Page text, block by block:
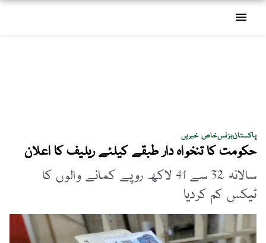
menu
پاکستانبزنسخاص خبریں
حکومت کا تنخواہ دار طبقے کیلئے ریلیف کا اعلان
سالانہ 32 سے 41 لاکھ روپے کمانے والوں کا
ٹیکس کم کردیا